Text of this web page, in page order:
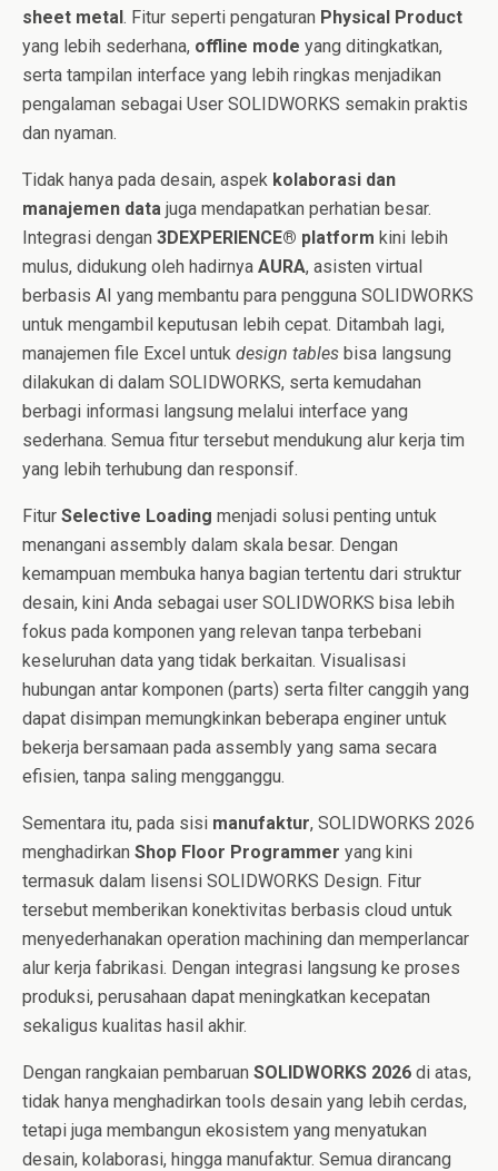
sheet metal. Fitur seperti pengaturan Physical Product
yang lebih sederhana, offline mode yang ditingkatkan,
serta tampilan interface yang lebih ringkas menjadikan
pengalaman sebagai User SOLIDWORKS semakin praktis
dan nyaman.
Tidak hanya pada desain, aspek kolaborasi dan
manajemen data juga mendapatkan perhatian besar.
Integrasi dengan 3DEXPERIENCE® platform kini lebih
mulus, didukung oleh hadirnya AURA, asisten virtual
berbasis AI yang membantu para pengguna SOLIDWORKS
untuk mengambil keputusan lebih cepat. Ditambah lagi,
manajemen file Excel untuk design tables bisa langsung
dilakukan di dalam SOLIDWORKS, serta kemudahan
berbagi informasi langsung melalui interface yang
sederhana. Semua fitur tersebut mendukung alur kerja tim
yang lebih terhubung dan responsif.
Fitur Selective Loading menjadi solusi penting untuk
menangani assembly dalam skala besar. Dengan
kemampuan membuka hanya bagian tertentu dari struktur
desain, kini Anda sebagai user SOLIDWORKS bisa lebih
fokus pada komponen yang relevan tanpa terbebani
keseluruhan data yang tidak berkaitan. Visualisasi
hubungan antar komponen (parts) serta filter canggih yang
dapat disimpan memungkinkan beberapa enginer untuk
bekerja bersamaan pada assembly yang sama secara
efisien, tanpa saling mengganggu.
Sementara itu, pada sisi manufaktur, SOLIDWORKS 2026
menghadirkan Shop Floor Programmer yang kini
termasuk dalam lisensi SOLIDWORKS Design. Fitur
tersebut memberikan konektivitas berbasis cloud untuk
menyederhanakan operation machining dan memperlancar
alur kerja fabrikasi. Dengan integrasi langsung ke proses
produksi, perusahaan dapat meningkatkan kecepatan
sekaligus kualitas hasil akhir.
Dengan rangkaian pembaruan SOLIDWORKS 2026 di atas,
tidak hanya menghadirkan tools desain yang lebih cerdas,
tetapi juga membangun ekosistem yang menyatukan
desain, kolaborasi, hingga manufaktur. Semua dirancang